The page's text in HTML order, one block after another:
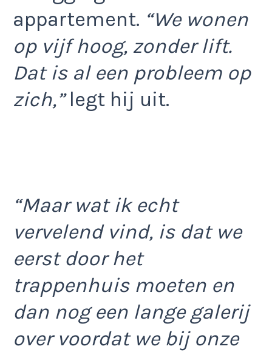
appartement. “We wonen
op vijf hoog, zonder lift.
Dat is al een probleem op
zich,”legt hij uit.
“Maar wat ik echt
vervelend vind, is dat we
eerst door het
trappenhuis moeten en
dan nog een lange galerij
over voordat we bij onze